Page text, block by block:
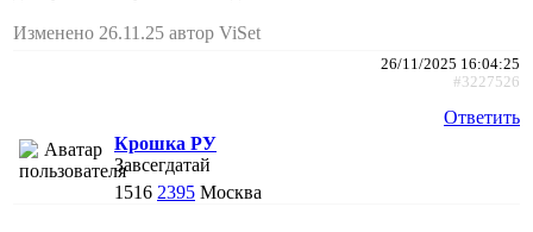
Изменено 26.11.25 автор ViSet
26/11/2025 16:04:25
#3227526
Ответить
Крошка РУ
Завсегдатай
1516 2395 Москва